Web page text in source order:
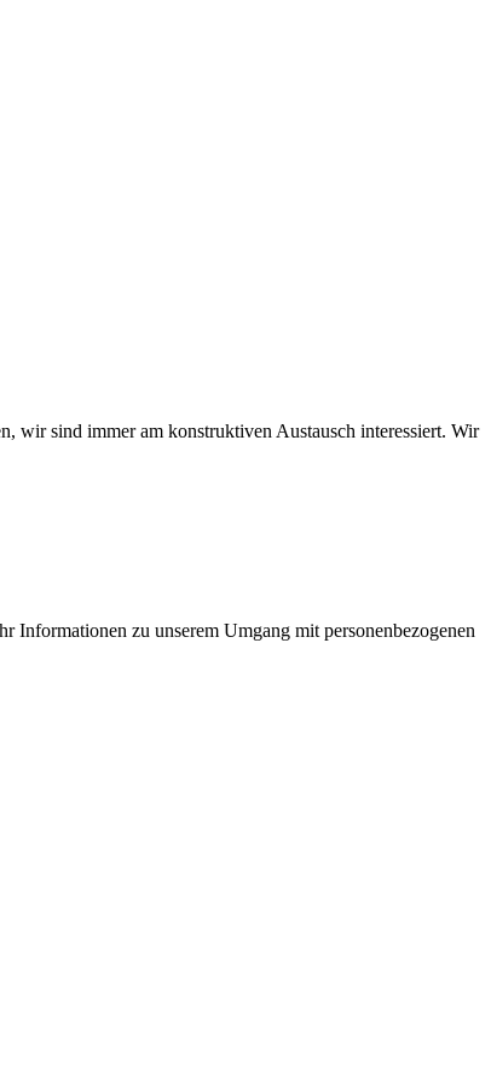
wir sind immer am konstruktiven Austausch interessiert. Wir
Informationen zu unserem Umgang mit personenbezogenen